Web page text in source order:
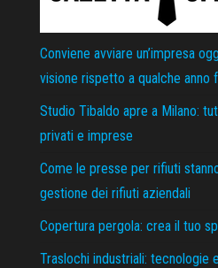
Conviene avviare un’impresa
visione rispetto a qualche anno
Studio Tibaldo apre a Milano:
privati e imprese
Come le presse per rifiuti
gestione dei rifiuti aziendali
Copertura pergola: crea il tuo
Traslochi industriali: tecnologie